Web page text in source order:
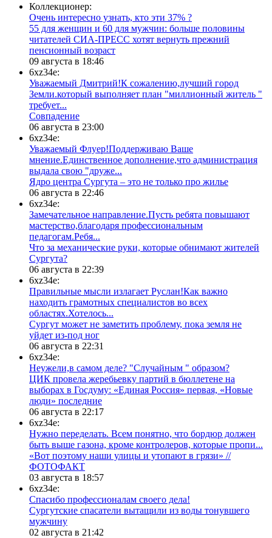
Коллекционер:
Очень интересно узнать, кто эти 37% ?
​55 для женщин и 60 для мужчин: больше половины
читателей СИА-ПРЕСС хотят вернуть прежний
пенсионный возраст
09 августа в 18:46
6xz34e:
Уважаемый Дмитрий!К сожалению,лучший город
Земли.который выполняет план "миллионный житель "
требует...
​Совпадение
06 августа в 23:00
6xz34e:
Уважаемый Флуер!Поддерживаю Ваше
мнение.Единственное дополнение,что администрация
выдала свою "друже...
​Ядро центра Сургута ‒ это не только про жилье
06 августа в 22:46
6xz34e:
Замечательное направление.Пусть ребята повышают
мастерство,благодаря профессиональным
педагогам.Ребя...
​Что за механические руки, которые обнимают жителей
Сургута?
06 августа в 22:39
6xz34e:
Правильные мысли излагает Руслан!Как важно
находить грамотных специалистов во всех
областях.Хотелось...
Сургут может не заметить проблему, пока земля не
уйдет из-под ног
06 августа в 22:31
6xz34e:
Неужели,в самом деле? "Случайным " образом?
ЦИК провела жеребьевку партий в бюллетене на
выборах в Госдуму: «Единая Россия» первая, «Новые
люди» последние
06 августа в 22:17
6xz34e:
Нужно переделать. Всем понятно, что бордюр должен
быть выше газона, кроме контролеров, которые пропи...
«Вот поэтому наши улицы и утопают в грязи» //
ФОТОФАКТ
03 августа в 18:57
6xz34e:
Спасибо профессионалам своего дела!
Сургутские спасатели вытащили из воды тонувшего
мужчину
02 августа в 21:42